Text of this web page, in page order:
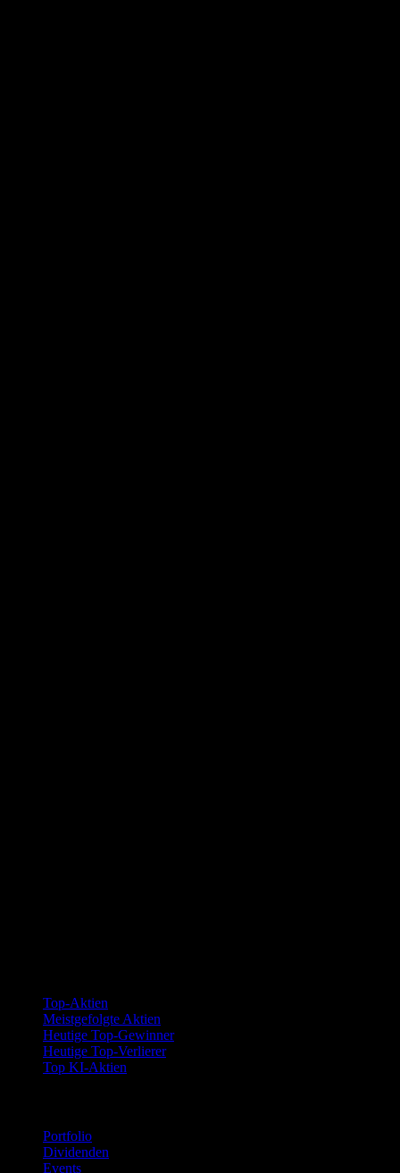
Top-Aktien
Meistgefolgte Aktien
Heutige Top-Gewinner
Heutige Top-Verlierer
Top KI-Aktien
Portfolio
Dividenden
Events